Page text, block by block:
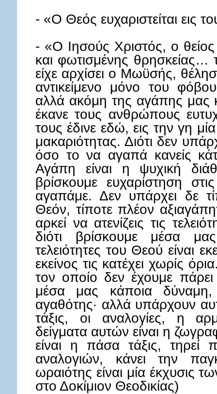
- «Ο Θεός ευχαριστείται εις
- «Ο Ιησούς Χριστός, ο
και φωτισμένης θρησκείας…
είχε αρχίσει ο Μωϋσής,
αντικείμενο μόνο του
αλλά ακόμη της αγάπης μας
έκανε τους ανθρώπους
τους έδινε εδώ, εις την γη
μακαριότητας. Διότι δεν
όσο το να αγαπά κανείς
Αγάπη είναι η ψυχική
βρίσκουμε ευχαρίστηση
αγαπάμε. Δεν υπάρχει δε
Θεόν, τίποτε πλέον
αρκεί να ατενίζεις τις
διότι βρίσκουμε μέσα
τελειότητες του Θεού είναι
εκείνος τις κατέχει χωρίς
τον οποίο δεν έχουμε
μέσα μας κάποια
αγαθότης· αλλά υπάρχουν
τάξις, οι αναλογίες, η
δείγματα αυτών είναι η
είναι η πάσα τάξις, τηρεί
αναλογιών, κάνει την
ωραιότης είναι μία έκχυσις
στο Δοκίμιον Θεοδικίας)